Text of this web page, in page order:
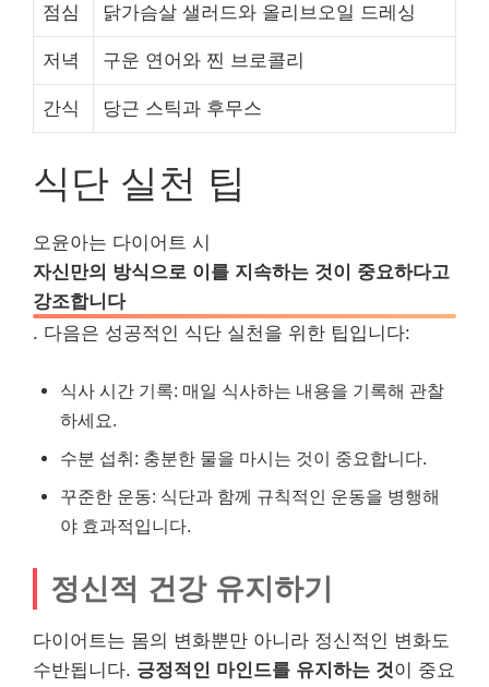
점심 닭가슴살 샐러드와 올리브오일 드레싱
저녁 구운 연어와 찐 브로콜리
간식 당근 스틱과 후무스
식단 실천 팁
오윤아는 다이어트 시
자신만의 방식으로 이를 지속하는 것이 중요하다고
강조합니다
. 다음은 성공적인 식단 실천을 위한 팁입니다:
식사 시간 기록: 매일 식사하는 내용을 기록해 관찰
하세요.
수분 섭취: 충분한 물을 마시는 것이 중요합니다.
꾸준한 운동: 식단과 함께 규칙적인 운동을 병행해
야 효과적입니다.
정신적 건강 유지하기
다이어트는 몸의 변화뿐만 아니라 정신적인 변화도
수반됩니다. 긍정적인 마인드를 유지하는 것이 중요